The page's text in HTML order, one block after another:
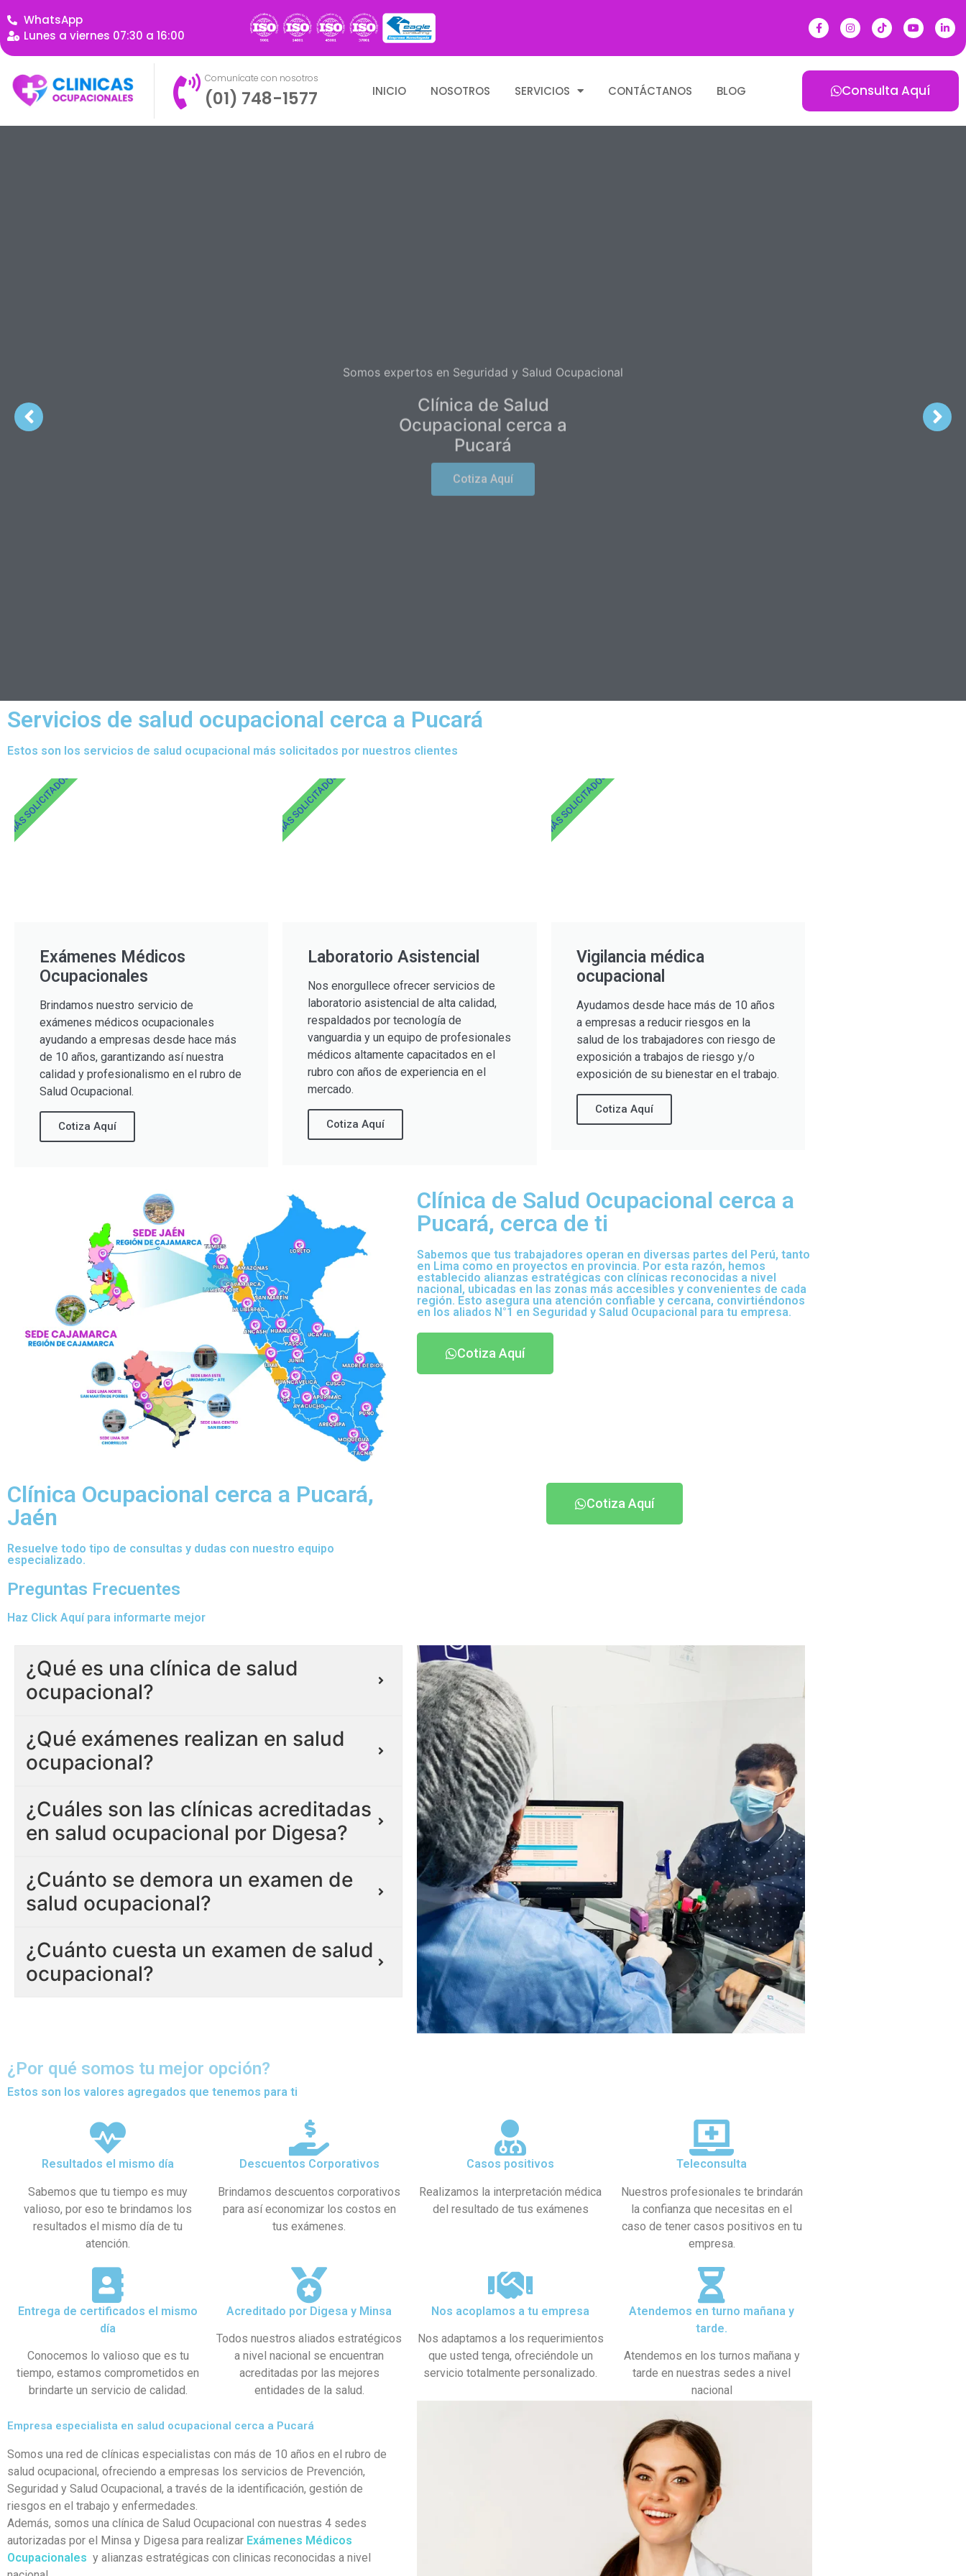
WhatsApp
Lunes a viernes 07:30 a 16:00
Comunícate con nosotros
(01) 748-1577 INICIO NOSOTROS SERVICIOS CONTÁCTANOS BLOG Consulta Aquí
Clínica de Salud
Ocupacional cerca a
Pucará
Cotiza Aquí
Servicios de salud ocupacional cerca a Pucará
Estos son los servicios de salud ocupacional más solicitados por nuestros clientes
Exámenes Médicos
Ocupacionales
Brindamos nuestro servicio de
exámenes médicos ocupacionales
ayudando a empresas desde hace más
de 10 años, garantizando así nuestra
calidad y profesionalismo en el rubro de
Salud Ocupacional.
Cotiza Aquí
MÁS SOLICITADOS
Laboratorio Asistencial
Nos enorgullece ofrecer servicios de
laboratorio asistencial de alta calidad,
respaldados por tecnología de
vanguardia y un equipo de profesionales
médicos altamente capacitados en el
rubro con años de experiencia en el
mercado.
Cotiza Aquí
MÁS SOLICITADOS
Vigilancia médica
ocupacional
Ayudamos desde hace más de 10 años
a empresas a reducir riesgos en la
salud de los trabajadores con riesgo de
exposición a trabajos de riesgo y/o
exposición de su bienestar en el trabajo.
Cotiza Aquí
MÁS SOLICITADOS
Clínica de Salud Ocupacional cerca a
Pucará, cerca de ti
Sabemos que tus trabajadores operan en diversas partes del Perú, tanto
en Lima como en proyectos en provincia. Por esta razón, hemos
establecido alianzas estratégicas con clínicas reconocidas a nivel
nacional, ubicadas en las zonas más accesibles y convenientes de cada
región. Esto asegura una atención confiable y cercana, convirtiéndonos
en los aliados N°1 en Seguridad y Salud Ocupacional para tu empresa.
Cotiza Aquí
Clínica Ocupacional cerca a Pucará,
Jaén
Resuelve todo tipo de consultas y dudas con nuestro equipo
especializado.
Cotiza Aquí
Preguntas Frecuentes
Haz Click Aquí para informarte mejor
¿Qué es una clínica de salud
ocupacional?
¿Qué exámenes realizan en salud
ocupacional?
¿Cuáles son las clínicas acreditadas
en salud ocupacional por Digesa?
¿Cuánto se demora un examen de
salud ocupacional?
¿Cuánto cuesta un examen de salud
ocupacional?
¿Por qué somos tu mejor opción?
Estos son los valores agregados que tenemos para ti
Resultados el mismo día
Sabemos que tu tiempo es muy
valioso, por eso te brindamos los
resultados el mismo día de tu
atención.
Descuentos Corporativos
Brindamos descuentos corporativos
para así economizar los costos en
tus exámenes.
Casos positivos
Realizamos la interpretación médica
del resultado de tus exámenes
Teleconsulta
Nuestros profesionales te brindarán
la confianza que necesitas en el
caso de tener casos positivos en tu
empresa.
Entrega de certificados el mismo
día
Conocemos lo valioso que es tu
tiempo, estamos comprometidos en
brindarte un servicio de calidad.
Acreditado por Digesa y Minsa​
Todos nuestros aliados estratégicos
a nivel nacional se encuentran
acreditadas por las mejores
entidades de la salud.
Nos acoplamos a tu empresa
Nos adaptamos a los requerimientos
que usted tenga, ofreciéndole un
servicio totalmente personalizado.
Atendemos en turno mañana y
tarde.
Atendemos en los turnos mañana y
tarde en nuestras sedes a nivel
nacional
Empresa especialista en salud ocupacional cerca a Pucará
Somos una red de clínicas especialistas con más de 10 años en el rubro de
salud ocupacional, ofreciendo a empresas los servicios de Prevención,
Seguridad y Salud Ocupacional, a través de la identificación, gestión de
riesgos en el trabajo y enfermedades.
Además, somos una clínica de Salud Ocupacional con nuestras 4 sedes
autorizadas por el Minsa y Digesa para realizar Exámenes Médicos
Ocupacionales y alianzas estratégicas con clinicas reconocidas a nivel